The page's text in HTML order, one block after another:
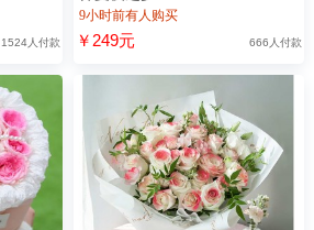
1524人付款
9小时前有人购买
￥249元 666人付款